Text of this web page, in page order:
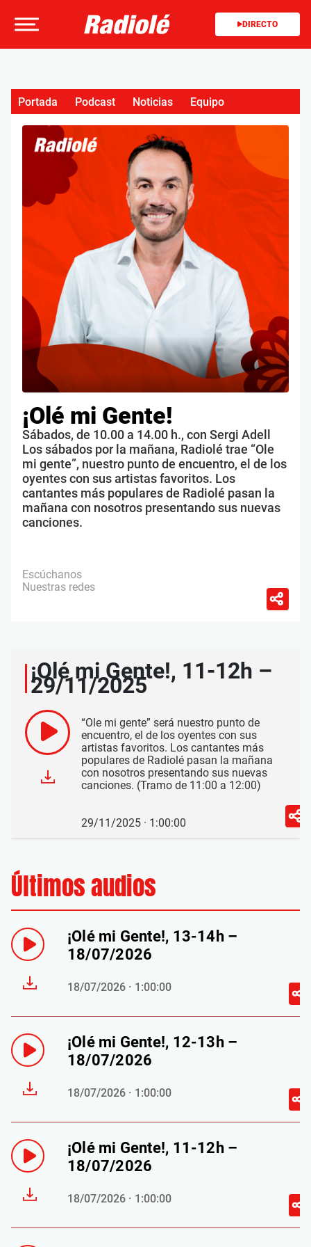
DIRECTO
¡Olé mi Gente!
Sábados, de 10.00 a 14.00 h., con Sergi Adell
Los sábados por la mañana, Radiolé trae “Ole
mi gente”, nuestro punto de encuentro, el de los
oyentes con sus artistas favoritos. Los
cantantes más populares de Radiolé pasan la
mañana con nosotros presentando sus nuevas
canciones.
Escúchanos
Nuestras redes
Portada Podcast Noticias Equipo
¡Olé mi Gente!, 11-12h –
29/11/2025
“Ole mi gente” será nuestro punto de
encuentro, el de los oyentes con sus
artistas favoritos. Los cantantes más
populares de Radiolé pasan la mañana
con nosotros presentando sus nuevas
canciones. (Tramo de 11:00 a 12:00)
29/11/2025 · 1:00:00
Últimos audios
¡Olé mi Gente!, 13-14h –
18/07/2026
18/07/2026 · 1:00:00
¡Olé mi Gente!, 12-13h –
18/07/2026
18/07/2026 · 1:00:00
¡Olé mi Gente!, 11-12h –
18/07/2026
18/07/2026 · 1:00:00